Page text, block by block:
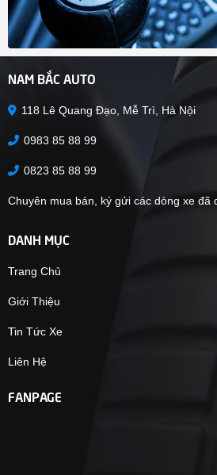
NAM BẮC AUTO
118 Lê Quang Đạo, Mễ Trì, Hà Nội
0983 85 88 99
0823 85 88 99
Chuyên mua bán, ký gửi các dòng xe đã
DANH MỤC
Trang Chủ
Giới Thiệu
Tin Tức Xe
Liên Hệ
FANPAGE